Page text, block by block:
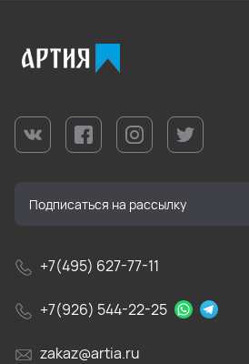
+7(495) 627-77-11
+7(926) 544-22-25
zakaz@artia.ru